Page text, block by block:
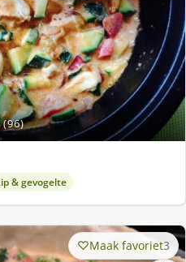
(96)
& gevogelte
Maak favoriet3